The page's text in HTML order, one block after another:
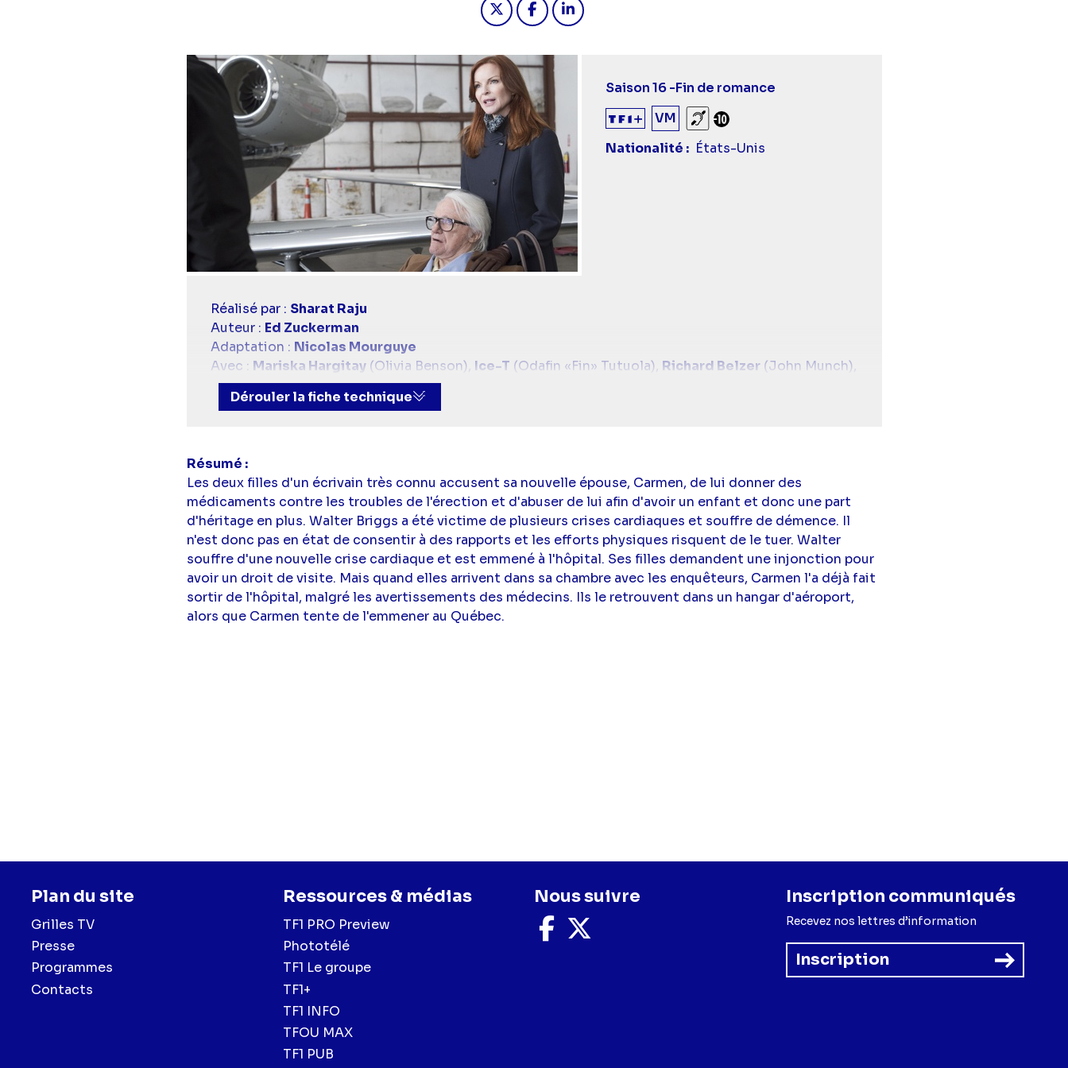
Saison 16 -Fin de romance
VM
Sourds et malentendants
Déconseillé aux -10 ans
Nationalité
États-Unis
Casting
simba
Réalisé par : Sharat Raju
Auteur : Ed Zuckerman
Adaptation : Nicolas Mourguye
Avec : Mariska Hargitay(Olivia Benson), Ice-T (Odafin «Fin» Tutuola), Richard Belzer(John Munch),
Dann Florek(Donald Cragen),Kelli Giddish
(Casey Novak)
Dérouler la fiche technique
Résumé
Les deux filles d'un écrivain très connu accusent sa nouvelle épouse, Carmen, de lui donner des
médicaments contre les troubles de l'érection et d'abuser de lui afin d'avoir un enfant et donc une part
d'héritage en plus. Walter Briggs a été victime de plusieurs crises cardiaques et souffre de démence. Il
n'est donc pas en état de consentir à des rapports et les efforts physiques risquent de le tuer. Walter
souffre d'une nouvelle crise cardiaque et est emmené à l'hôpital. Ses filles demandent une injonction pour
avoir un droit de visite. Mais quand elles arrivent dans sa chambre avec les enquêteurs, Carmen l'a déjà fait
sortir de l'hôpital, malgré les avertissements des médecins. Ils le retrouvent dans un hangar d'aéroport,
alors que Carmen tente de l'emmener au Québec.
Plan du site
Grilles TV
Presse
Programmes
Contacts
Ressources & médias
TF1 PRO Preview
Phototélé
TF1 Le groupe
TF1+
TF1 INFO
TFOU MAX
TF1 PUB
Nous suivre
Nous
suivre
Inscription communiqués
Recevez nos lettres d’information
Inscription